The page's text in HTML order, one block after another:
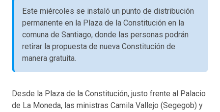
Este miércoles se instaló un punto de distribución
permanente en la Plaza de la Constitución en la
comuna de Santiago, donde las personas podrán
retirar la propuesta de nueva Constitución de
manera gratuita.
Desde la Plaza de la Constitución, justo frente al Palacio
de La Moneda, las ministras Camila Vallejo (Segegob) y